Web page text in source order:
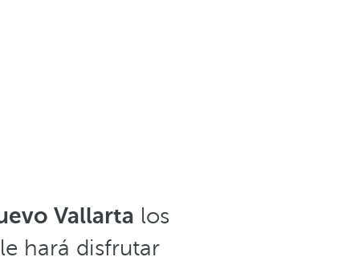
Vallarta los
hará disfrutar